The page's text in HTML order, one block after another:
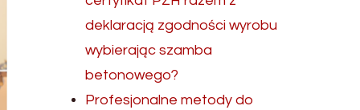
deklaracją zgodności wyrobu
wybierając szamba
betonowego?
Profesjonalne metody do